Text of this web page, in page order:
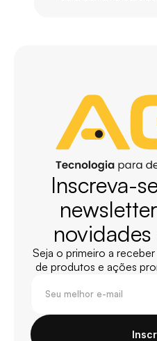
Inscreva-
novidades
Seja o primeiro a
de produtos e ações